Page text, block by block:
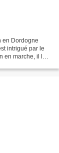
en Dordogne
intrigué par le
en marche, il le